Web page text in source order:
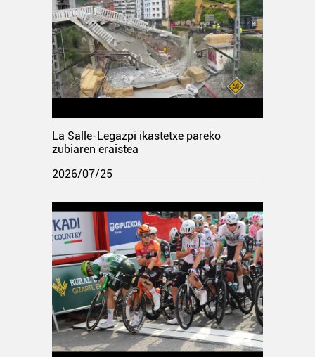
La Salle-Legazpi ikastetxe pareko
zubiaren eraistea
2026/07/25